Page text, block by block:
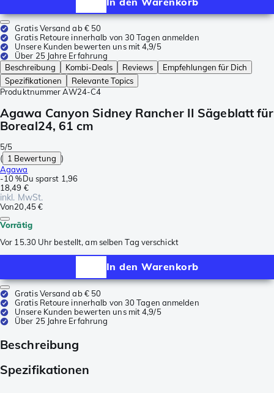
Gratis Versand ab € 50
Gratis Retoure innerhalb von 30 Tagen anmelden
Unsere Kunden bewerten uns mit 4,9/5
Über 25 Jahre Erfahrung
Beschreibung
Kombi-Deals Reviews
Empfehlungen für Dich
Spezifikationen
Relevante Topics
Produktnummer AW24-C4
Agawa Canyon Sidney Rancher II Sägeblatt für
Boreal24, 61 cm
5/5
( 1 Bewertung )
Agawa
-10 %Du sparst 1,96
18,49 €
inkl. MwSt.
Von20,45 €
Vorrätig
Vor 15.30 Uhr bestellt, am selben Tag verschickt
In den Warenkorb
Gratis Versand ab € 50
Gratis Retoure innerhalb von 30 Tagen anmelden
Unsere Kunden bewerten uns mit 4,9/5
Über 25 Jahre Erfahrung
Beschreibung
Spezifikationen